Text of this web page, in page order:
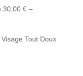
30,00 €–
Tout Doux